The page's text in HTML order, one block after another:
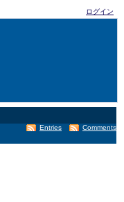
ログイン
Comments
Entries